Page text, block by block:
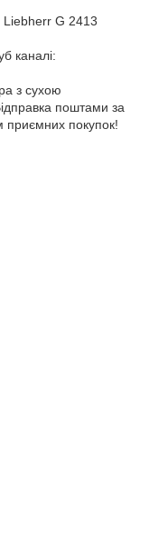
Liebherr G 2413
каналі:
з сухою
поштами за
приємних покупок!